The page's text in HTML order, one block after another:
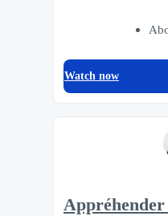
Watch now